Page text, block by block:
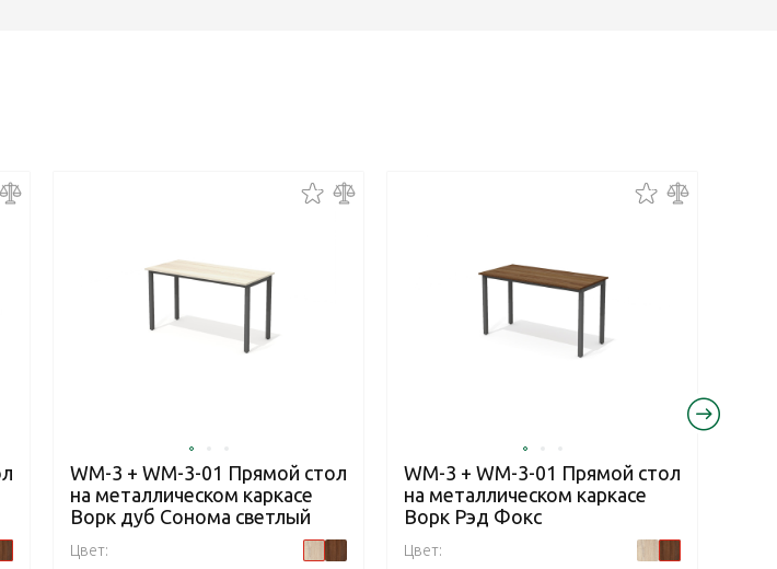
WM-3 + WM-3-01 Прямой стол
на металлическом каркасе
Ворк дуб Сонома светлый
Цвет:
WM-3 + WM-3-01 Прямой стол
на металлическом каркасе
Ворк Рэд Фокс
Цвет: